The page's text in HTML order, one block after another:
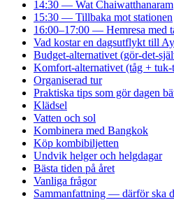
14:30 — Wat Chaiwatthanaram
15:30 — Tillbaka mot stationen
16:00–17:00 — Hemresa med
Vad kostar en dagsutflykt till
Budget-alternativet (gör-det-
Komfort-alternativet (tåg +
Organiserad tur
Praktiska tips som gör dagen
Klädsel
Vatten och sol
Kombinera med Bangkok
Köp kombibiljetten
Undvik helger och helgdagar
Bästa tiden på året
Vanliga frågor
Sammanfattning — därför ska